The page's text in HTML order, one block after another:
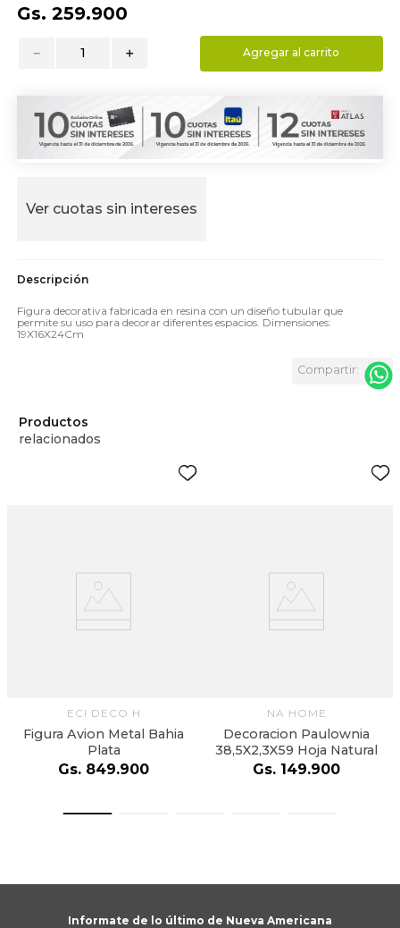
Gs. 259.900
＋
－ Agregar al carrito
Ver cuotas sin intereses
Figura decorativa fabricada en resina con un diseño tubular que
permite su uso para decorar diferentes espacios. Dimensiones:
19X16X24Cm
Productos
relacionados
ECI DECO H
Figura Avion Metal Bahia
Plata
Gs. 849.900
NA HOME
Decoracion Paulownia
38,5X2,3X59 Hoja Natural
Gs. 149.900
Informate de lo último de Nueva Americana
10. edredon